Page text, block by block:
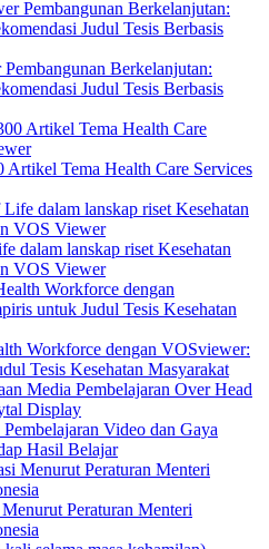
Berkelanjutan:
Judul Tesis Berbasis
Tema Health Care Services
dalam lanskap riset Kesehatan
VOS Viewer
Workforce dengan VOSviewer:
Tesis Kesehatan Masyarakat
Media Pembelajaran Over Head
Display
Video dan Gaya
Hasil Belajar
Peraturan Menteri